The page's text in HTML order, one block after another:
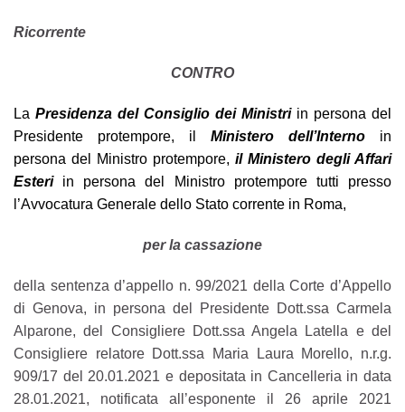
Ricorrente
CONTRO
La Presidenza del Consiglio dei Ministriin persona del
Presidente protempore, il Ministero dell’Interno in
persona del Ministro protempore, il Ministero degli Affari
Esteriin persona del Ministro protempore tutti presso
l’Avvocatura Generale dello Stato corrente in Roma,
per la cassazione
della sentenza d’appello n. 99/2021 della Corte d’Appello
di Genova, in persona del Presidente Dott.ssa Carmela
Alparone, del Consigliere Dott.ssa Angela Latella e del
Consigliere relatore Dott.ssa Maria Laura Morello, n.r.g.
909/17 del 20.01.2021 e depositata in Cancelleria in data
28.01.2021, notificata all’esponente il 26 aprile 2021